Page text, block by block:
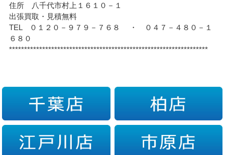
住所 八千代市村上１６１０－１
出張買取・見積無料
TEL ０１２０－９７９－７６８ ・ ０４７－４８０－１
６８０
******************************************************************